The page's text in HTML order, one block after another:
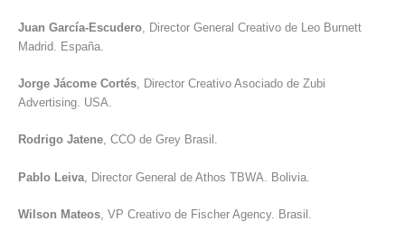
Juan García-Escudero , Director General Creativo de Leo Burnett
Madrid. España.
Jorge Jácome Cortés , Director Creativo Asociado de Zubi
Advertising. USA.
Rodrigo Jatene, CCO de Grey Brasil.
Pablo Leiva , Director General de Athos TBWA. Bolivia.
Wilson Mateos, VP Creativo de Fischer Agency. Brasil.